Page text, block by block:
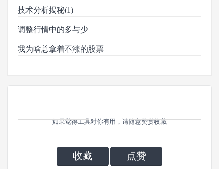
技术分析揭秘(1)
调整行情中的多与少
我为啥总拿着不涨的股票
如果觉得工具对你有用，请随意赞赏收藏
收藏
点赞